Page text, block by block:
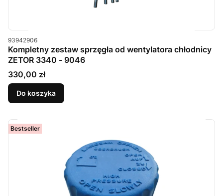
Kod produktu
93942906
Kompletny zestaw sprzęgła od wentylatora chłodnicy
ZETOR 3340 - 9046
Cena
330,00 zł
Do koszyka
Bestseller